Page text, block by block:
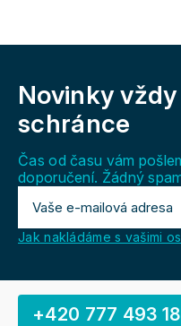
Novinky vždy
schránce
Čas od času vám
doporučení. Žádný
Jak nakládáme s vašimi
+420 777 493